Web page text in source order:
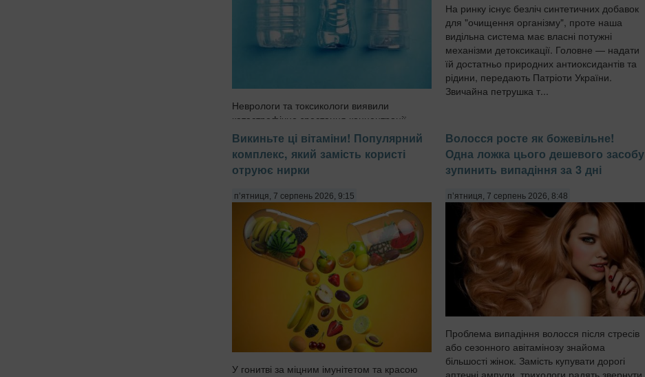
Неврологи та токсикологи виявили
катастрофічне зростання концентрації
мікропластику в тканинах головного мозку
людини. Останні дослідження показують,
що мікроскопічні частки полімерів здатні
долати гематоенцефалічний бар'єр, який
На ринку існує безліч синтетичних добавок
для "очищення організму", проте наша
видільна система має власні потужні
механізми детоксикації. Головне — надати
їй достатньо природних антиоксидантів та
рідини, передають Патріоти України.
Звичайна петрушка т...
Викиньте ці вітаміни! Популярний
комплекс, який замість користі
отруює нирки
п’ятниця, 7 серпень 2026, 9:15
У гонитві за міцним імунітетом та красою
Волосся росте як божевільне!
Одна ложка цього дешевого засобу
зупинить випадіння за 3 дні
п’ятниця, 7 серпень 2026, 8:48
Проблема випадіння волосся після стресів
або сезонного авітамінозу знайома
більшості жінок. Замість купувати дорогі
аптечні ампули, трихологи радять звернути